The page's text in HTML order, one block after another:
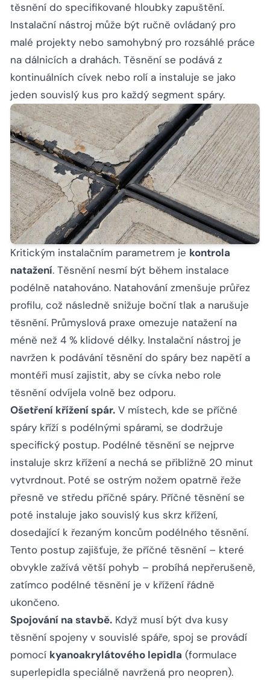
těsnění do specifikované hloubky zapuštění.
Instalační nástroj může být ručně ovládaný pro
malé projekty nebo samohybný pro rozsáhlé práce
na dálnicích a drahách. Těsnění se podává z
kontinuálních cívek nebo rolí a instaluje se jako
jeden souvislý kus pro každý segment spáry.
Kritickým instalačním parametrem je kontrola
natažení. Těsnění nesmí být během instalace
podélně natahováno. Natahování zmenšuje průřez
profilu, což následně snižuje boční tlak a narušuje
těsnění. Průmyslová praxe omezuje natažení na
méně než 4 % klidové délky. Instalační nástroj je
navržen k podávání těsnění do spáry bez napětí a
montéři musí zajistit, aby se cívka nebo role
těsnění odvíjela volně bez odporu.
Ošetření křížení spár. V místech, kde se příčné
spáry kříží s podélnými spárami, se dodržuje
specifický postup. Podélné těsnění se nejprve
instaluje skrz křížení a nechá se přibližně 20 minut
vytvrdnout. Poté se ostrým nožem opatrně řeže
přesně ve středu příčné spáry. Příčné těsnění se
poté instaluje jako souvislý kus skrz křížení,
dosedající k řezaným koncům podélného těsnění.
Tento postup zajišťuje, že příčné těsnění – které
obvykle zažívá větší pohyb – probíhá nepřerušeně,
zatímco podélné těsnění je v křížení řádně
ukončeno.
Spojování na stavbě. Když musí být dva kusy
těsnění spojeny v souvislé spáře, spoj se provádí
pomocí kyanoakrylátového lepidla (formulace
superlepidla speciálně navržená pro neopren).